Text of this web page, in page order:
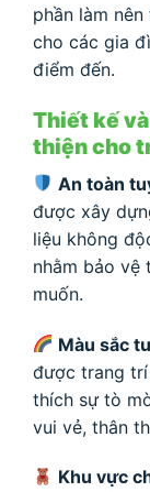
phần làm
cho các gia
điểm đến.
Thiết kế
thiện cho
An toàn
được xây
liệu không
nhằm bảo vệ
muốn.
Màu sắc
được trang
thích sự tò
vui vẻ, thân
Khu vực